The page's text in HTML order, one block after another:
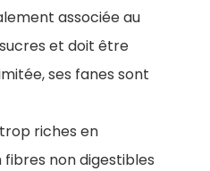
associée au
et doit être
ses fanes sont
riches en
fibres non digestibles